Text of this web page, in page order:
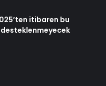
itibaren bu